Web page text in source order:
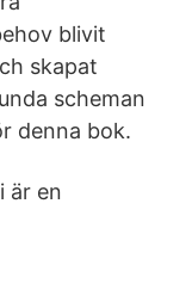
blivit
skapat
scheman
denna bok.
är en